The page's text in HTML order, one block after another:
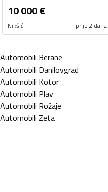
10 000€
Nikšić prije 2 dana
Automobili Berane
Automobili Danilovgrad
Automobili Kotor
Automobili Plav
Automobili Rožaje
Automobili Zeta